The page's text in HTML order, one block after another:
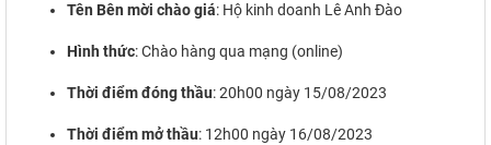
Tên Bên mời chào giá: Hộ kinh doanh Lê Anh Đào
Hình thức: Chào hàng qua mạng (online)
Thời điểm đóng thầu: 20h00 ngày 15/08/2023
Thời điểm mở thầu: 12h00 ngày 16/08/2023